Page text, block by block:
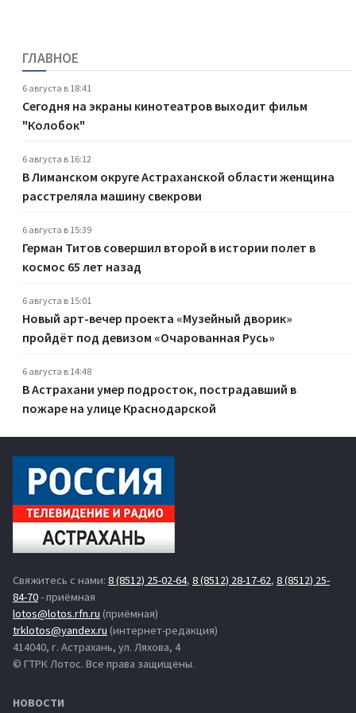
ГЛАВНОЕ
6 августа в 18:41
Сегодня на экраны кинотеатров выходит фильм
"Колобок"
6 августа в 16:12
В Лиманском округе Астраханской области женщина
расстреляла машину свекрови
6 августа в 15:39
Герман Титов совершил второй в истории полет в
космос 65 лет назад
6 августа в 15:01
Новый арт-вечер проекта «Музейный дворик»
пройдёт под девизом «Очарованная Русь»
6 августа в 14:48
В Астрахани умер подросток, пострадавший в
пожаре на улице Краснодарской
Свяжитесь с нами: 8 (8512) 25-02-64, 8 (8512) 28-17-62, 8 (8512) 25-
84-70- приёмная
lotos@lotos.rfn.ru (приёмная)
trklotos@yandex.ru (интернет-редакция)
414040, г. Астрахань, ул. Ляхова, 4
© ГТРК Лотос. Все права защищены.
НОВОСТИ